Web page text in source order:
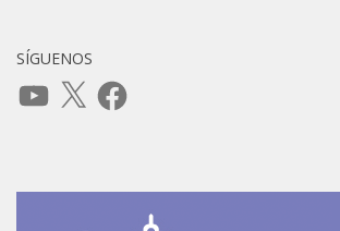
SÍGUENOS
YouTube
X Facebook